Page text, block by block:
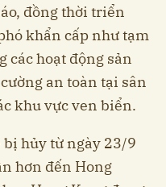
đồng thời triển
khẩn cấp như tạm
các hoạt động sản
an toàn tại sân
khu vực ven biển.
bị hủy từ ngày 23/9
hơn đến Hong